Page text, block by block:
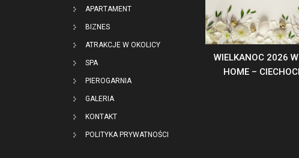
APARTAMENT
BIZNES
ATRAKCJE W OKOLICY
SPA
PIEROGARNIA
GALERIA
KONTAKT
POLITYKA PRYWATNOŚCI
WIELKANOC 2026
HOME –